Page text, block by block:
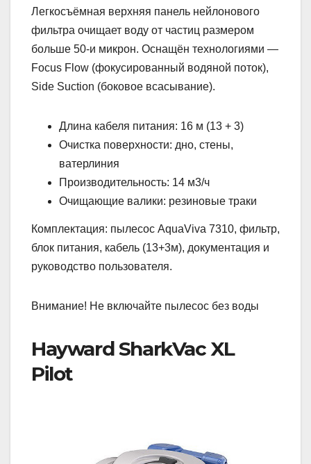
Легкосъёмная верхняя панель нейлонового
фильтра очищает воду от частиц размером
больше 50-и микрон. Оснащён технологиями —
Focus Flow (фокусированный водяной поток),
Side Suction (боковое всасывание).
Длина кабеля питания: 16 м (13 + 3)
Очистка поверхности: дно, стены,
ватерлиния
Производительность: 14 м3/ч
Очищающие валики: резиновые траки
Комплектация: пылесос AquaViva 7310, фильтр,
блок питания, кабель (13+3м), документация и
руководство пользователя.
Внимание! Не включайте пылесос без воды
Hayward SharkVac XL
Pilot